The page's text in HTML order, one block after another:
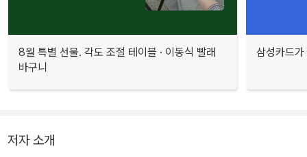
8월 특별 선물. 각도 조절 테이블 · 이동식 빨래
바구니
삼성카드
저자 소개